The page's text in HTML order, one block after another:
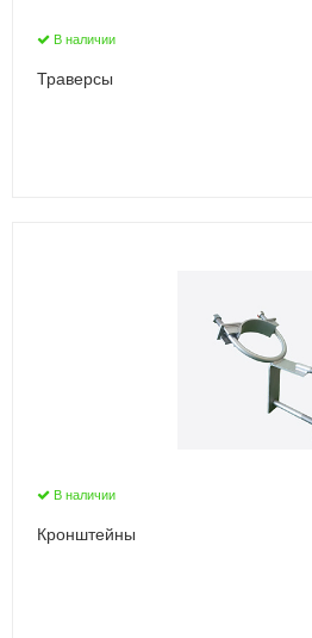
В наличии
Траверсы
В наличии
Кронштейны